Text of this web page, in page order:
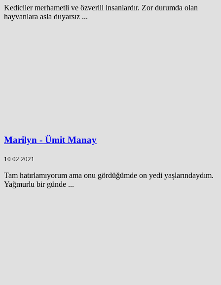
Kediciler merhametli ve özverili insanlardır. Zor durumda olan
hayvanlara asla duyarsız ...
Marilyn - Ümit Manay
10.02.2021
Tam hatırlamıyorum ama onu gördüğümde on yedi yașlarındaydım.
Yağmurlu bir günde ...